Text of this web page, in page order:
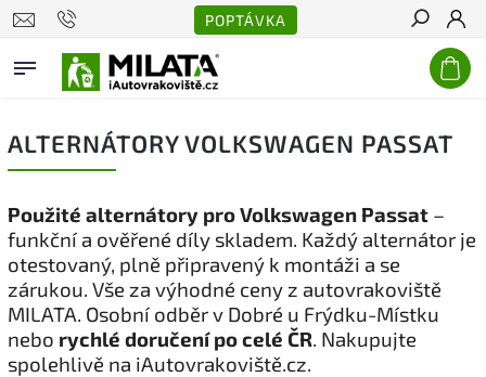
POPTÁVKA
Hledat
ALTERNÁTORY VOLKSWAGEN PASSAT
Použité alternátory pro Volkswagen Passat –
funkční a ověřené díly skladem. Každý alternátor je
otestovaný, plně připravený k montáži a se
zárukou. Vše za výhodné ceny z autovrakoviště
MILATA. Osobní odběr v Dobré u Frýdku-Místku
nebo rychlé doručení po celé ČR. Nakupujte
spolehlivě na iAutovrakoviště.cz.